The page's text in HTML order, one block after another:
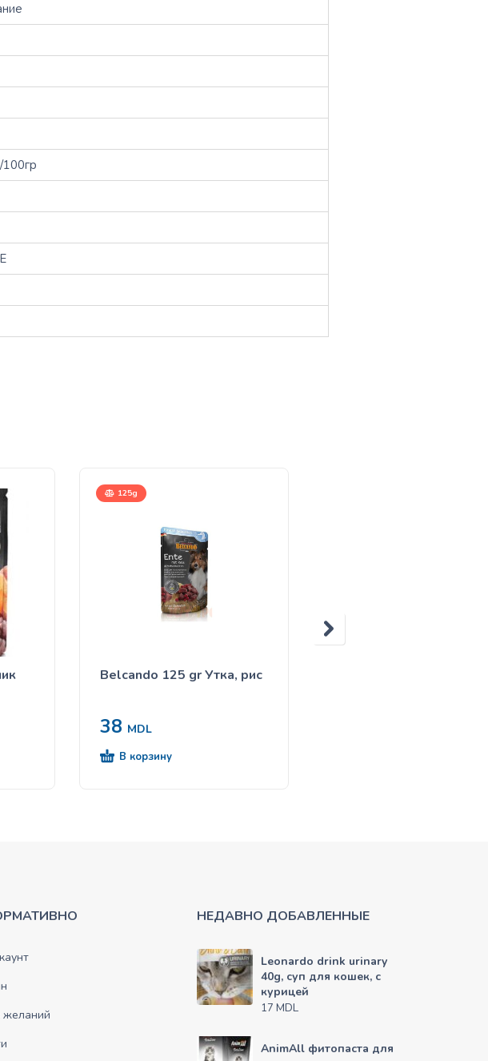
125g
Belcando 125 gr Утка, рис
38 MDL
В корзину
желаний
НЕДАВНО ДОБАВЛЕННЫЕ
Leonardo drink urinary
40g, суп для кошек, с
курицей
17 MDL
AnimAll фитопаста для